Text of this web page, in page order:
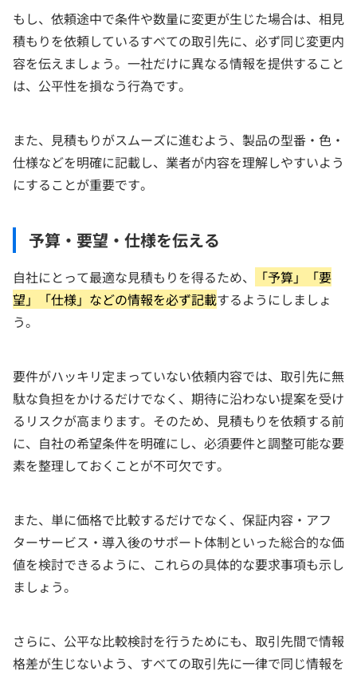
もし、依頼途中で条件や数量に変更が生じた場合は、相見
積もりを依頼しているすべての取引先に、必ず同じ変更内
容を伝えましょう。一社だけに異なる情報を提供すること
は、公平性を損なう行為です。
また、見積もりがスムーズに進むよう、製品の型番・色・
仕様などを明確に記載し、業者が内容を理解しやすいよう
にすることが重要です。
予算・要望・仕様を伝える
自社にとって最適な見積もりを得るため、
「予算」「要
望」「仕様」などの情報を必ず記載するようにしましょ
う。
要件がハッキリ定まっていない依頼内容では、取引先に無
駄な負担をかけるだけでなく、期待に沿わない提案を受け
るリスクが高まります。そのため、見積もりを依頼する前
に、自社の希望条件を明確にし、必須要件と調整可能な要
素を整理しておくことが不可欠です。
また、単に価格で比較するだけでなく、保証内容・アフ
ターサービス・導入後のサポート体制といった総合的な価
値を検討できるように、これらの具体的な要求事項も示し
ましょう。
さらに、公平な比較検討を行うためにも、取引先間で情報
格差が生じないよう、すべての取引先に一律で同じ情報を